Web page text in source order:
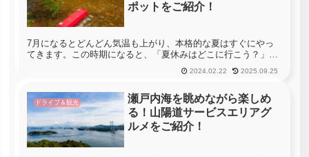
ポットをご紹介！
7月になるとどんどん気温も上がり、本格的な夏はすぐにやっ
てきます。この時期になると、「夏休みはどこに行こう？」と
いう事は、誰もが頭に浮かぶと思いますが、日々の忙しい生活
に追われて結局何も考えられず「夏休みはエアコンの効いた室
2024.02.22 2025.09.25
ドライブ＆観光
瀬戸内海を眺めながら楽しめ
る！山陽道サービスエリアグ
ルメをご紹介！